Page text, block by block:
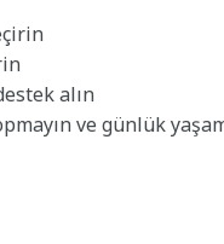
alın
ve günlük